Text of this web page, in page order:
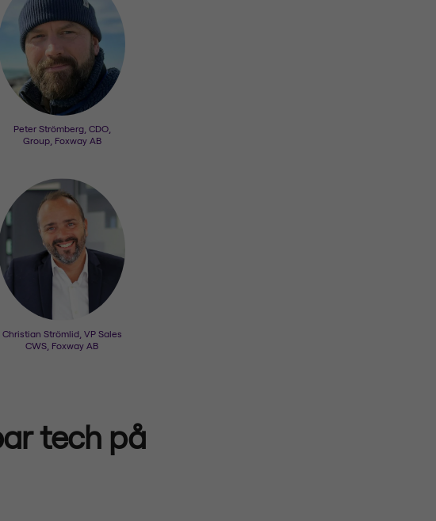
Peter Strömberg, CDO,
Group, Foxway AB
Christian Strömlid, VP Sales
CWS, Foxway AB
tech på